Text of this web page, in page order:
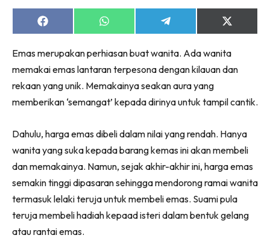
Share
on
Share
on
Share
on
Share
on
(Twitter)
Emas merupakan perhiasan buat wanita. Ada wanita
memakai emas lantaran terpesona dengan kilauan dan
rekaan yang unik. Memakainya seakan aura yang
memberikan ‘semangat’ kepada dirinya untuk tampil cantik.
Dahulu, harga emas dibeli dalam nilai yang rendah. Hanya
wanita yang suka kepada barang kemas ini akan membeli
dan memakainya. Namun, sejak akhir-akhir ini, harga emas
semakin tinggi dipasaran sehingga mendorong ramai wanita
termasuk lelaki teruja untuk membeli emas. Suami pula
teruja membeli hadiah kepaad isteri dalam bentuk gelang
atau rantai emas.